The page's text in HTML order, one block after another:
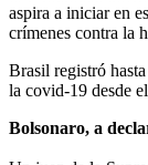
aspira a iniciar en
crímenes contra la
Brasil registró
la covid-19 desde
Bolsonaro, a